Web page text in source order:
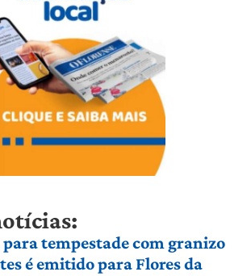
tempestade com granizo
é emitido para Flores da